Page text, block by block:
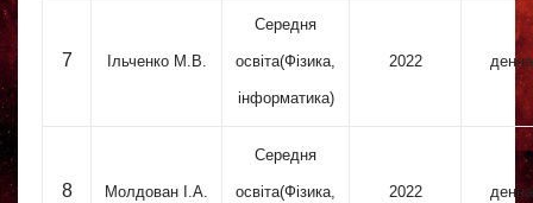
7 Ільченко М.В.
Середня
освіта(Фізика,
інформатика)
2022 денна
8 Молдован І.А.
Середня
освіта(Фізика, 2022 денна